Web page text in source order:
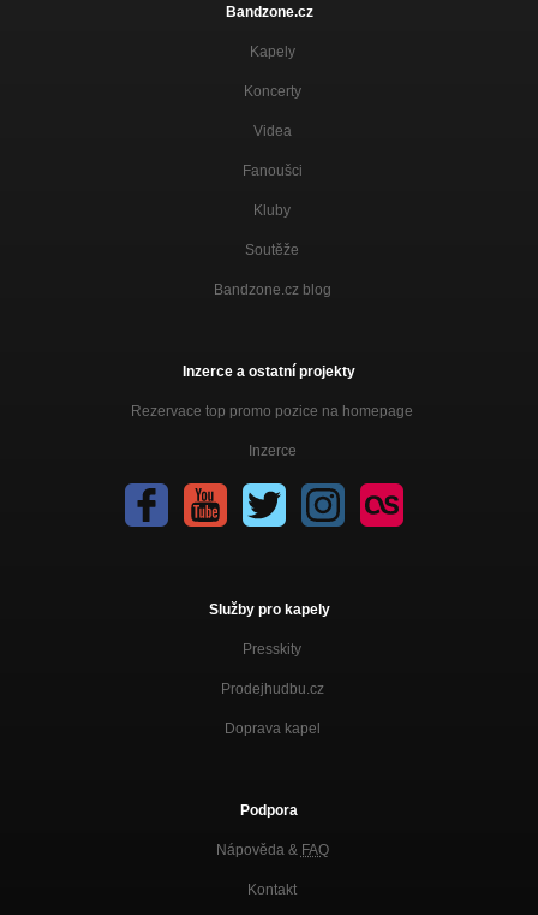
Bandzone.cz
Kapely
Koncerty
Videa
Fanoušci
Kluby
Soutěže
Bandzone.cz blog
Inzerce a ostatní projekty
Rezervace top promo pozice na homepage
Inzerce
Služby pro kapely
Presskity
Prodejhudbu.cz
Doprava kapel
Podpora
Nápověda & FAQ
Kontakt